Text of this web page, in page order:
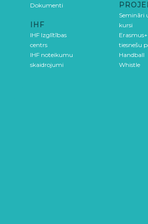
Dokumenti
IHF
IHF Izglītības
centrs
IHF noteikumu
skaidrojumi
Semināri
kursi
Erasmus+
tiesnešu
Handball
Whistle